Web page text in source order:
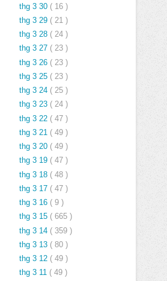
thg 3 30 ( 16 )
thg 3 29 ( 21 )
thg 3 28 ( 24 )
thg 3 27 ( 23 )
thg 3 26 ( 23 )
thg 3 25 ( 23 )
thg 3 24 ( 25 )
thg 3 23 ( 24 )
thg 3 22 ( 47 )
thg 3 21 ( 49 )
thg 3 20 ( 49 )
thg 3 19 ( 47 )
thg 3 18 ( 48 )
thg 3 17 ( 47 )
thg 3 16 ( 9 )
thg 3 15 ( 665 )
thg 3 14 ( 359 )
thg 3 13 ( 80 )
thg 3 12 ( 49 )
thg 3 11 ( 49 )